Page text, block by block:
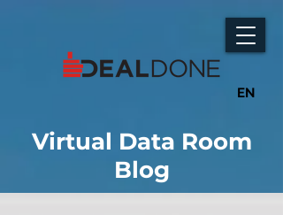
EN
Virtual Data Room
Blog